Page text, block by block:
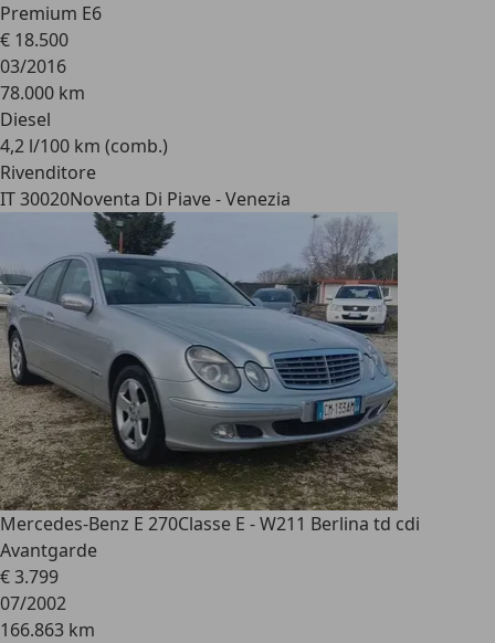
Premium E6
€ 18.500
03/2016
78.000 km
Diesel
4,2 l/100 km (comb.)
Rivenditore
IT 30020Noventa Di Piave - Venezia
Mercedes-Benz E 270Classe E - W211 Berlina td cdi
Avantgarde
€ 3.799
07/2002
166.863 km